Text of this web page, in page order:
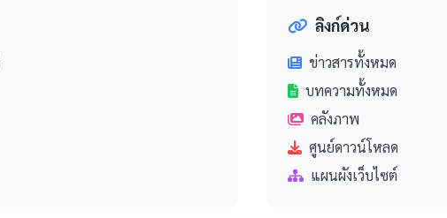
ลิงก์ด่วน
ข่าวสารทั้งหมด
บทความทั้งหมด
คลังภาพ
ศูนย์ดาวน์โหลด
แผนผังเว็บไซต์